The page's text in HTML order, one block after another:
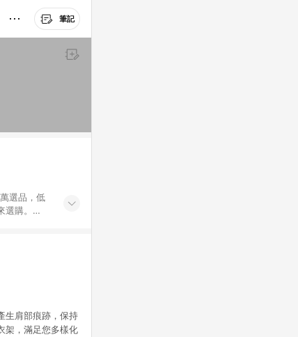
筆記
選品，低
購。
生肩部痕跡，保持
架，滿足您多樣化